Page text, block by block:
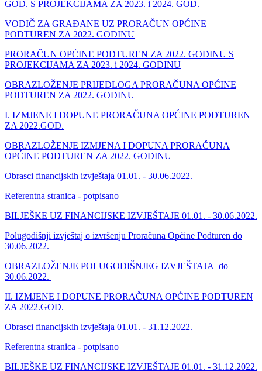
GOD. S PROJEKCIJAMA ZA 2023. i 2024. GOD.
VODIČ ZA GRAĐANE UZ PRORAČUN OPĆINE
PODTUREN ZA 2022. GODINU
PRORAČUN OPĆINE PODTUREN ZA 2022. GODINU S
PROJEKCIJAMA ZA 2023. i 2024. GODINU
OBRAZLOŽENJE PRIJEDLOGA PRORAČUNA OPĆINE
PODTUREN ZA 2022. GODINU
I. IZMJENE I DOPUNE PRORAČUNA OPĆINE PODTUREN
ZA 2022.GOD.
OBRAZLOŽENJE IZMJENA I DOPUNA PRORAČUNA
OPĆINE PODTUREN ZA 2022. GODINU
Obrasci financijskih izvještaja 01.01. - 30.06.2022.
Referentna stranica - potpisano
BILJEŠKE UZ FINANCIJSKE IZVJEŠTAJE 01.01. - 30.06.2022.
Polugodišnji izvještaj o izvršenju Proračuna Općine Podturen do
30.06.2022.
OBRAZLOŽENJE POLUGODIŠNJEG IZVJEŠTAJA do
30.06.2022.
II. IZMJENE I DOPUNE PRORAČUNA OPĆINE PODTUREN
ZA 2022.GOD.
Obrasci financijskih izvještaja 01.01. - 31.12.2022.
Referentna stranica - potpisano
BILJEŠKE UZ FINANCIJSKE IZVJEŠTAJE 01.01. - 31.12.2022.